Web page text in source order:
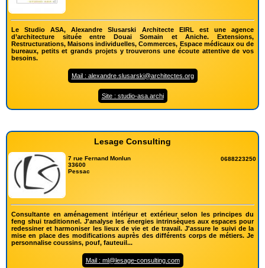
Le Studio ASA, Alexandre Slusarski Architecte EIRL est une agence
d’architecture située entre Douai Somain et Aniche. Extensions,
Restructurations, Maisons individuelles, Commerces, Espace médicaux ou de
bureaux, petits et grands projets y trouverons une écoute attentive de vos
besoins.
Mail : alexandre.slusarski@architectes.org
Site : studio-asa.archi
Lesage Consulting
7 rue Fernand Monlun
33600
Pessac
0688223250
Consultante en aménagement intérieur et extérieur selon les principes du
feng shui traditionnel. J'analyse les énergies intrinsèques aux espaces pour
redessiner et harmoniser les lieux de vie et de travail. J'assure le suivi de la
mise en place des modifications auprès des différents corps de métiers. Je
personnalise coussins, pouf, fauteuil...
Mail : ml@lesage-consulting.com